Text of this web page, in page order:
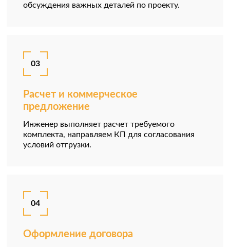
обсуждения важных деталей по проекту.
03
Расчет и коммерческое
предложение
Инженер выполняет расчет требуемого
комплекта, направляем КП для согласования
условий отгрузки.
04
Оформление договора